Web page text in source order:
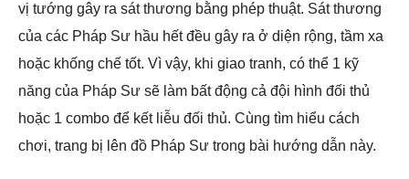
vị tướng gây ra sát thương bằng phép thuật. Sát thương
của các Pháp Sư hầu hết đều gây ra ở diện rộng, tầm xa
hoặc khống chế tốt. Vì vậy, khi giao tranh, có thể 1 kỹ
năng của Pháp Sư sẽ làm bất động cả đội hình đối thủ
hoặc 1 combo để kết liễu đối thủ. Cùng tìm hiểu cách
chơi, trang bị lên đồ Pháp Sư trong bài hướng dẫn này.